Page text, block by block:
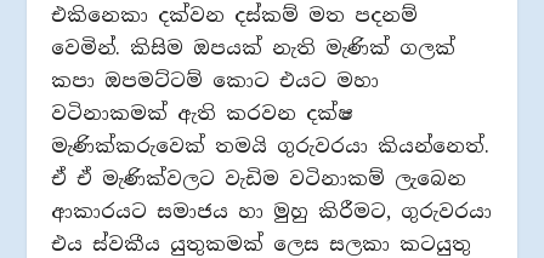
එකිනෙකා දක්වන දස්කම් මත පදනම්
වෙමින්. කිසිම ඔපයක් නැති මැණික් ගලක්
කපා ඔපමට්ටම් කොට එයට මහා
වටිනාකමක් ඇති කරවන දක්ෂ
මැණික්කරුවෙක් තමයි ගුරුවරයා කියන්නෙත්.
ඒ ඒ මැණික්වලට වැඩිම වටිනාකම් ලැබෙන
ආකාරයට සමාජය හා මුහු කිරීමට, ගුරුවරයා
එය ස්වකීය යුතුකමක් ලෙස සලකා කටයුතු